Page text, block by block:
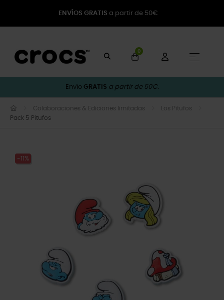
ENVÍOS GRATIS a partir de 50€
0
☰
Envío GRATIS a partir de 50€.
Colaboraciones & Ediciones limitadas
Los Pitufos
Pack 5 Pitufos
-11%